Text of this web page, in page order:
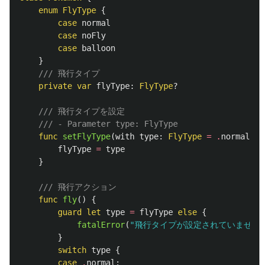
enum FlyType {
case normal
case noFly
case
balloon
}
/// 飛行タイプ
private var flyType: FlyType?
/// 飛行タイプを設定
/// - Parameter type: FlyType
func setFlyType(with type: FlyType = . normal
flyType = type
}
/// 飛行アクション
func fly()
{
guard
let type = flyType else {
fatalError( "飛行タイプが設定されていません"
}
switch type {
case
. normal :